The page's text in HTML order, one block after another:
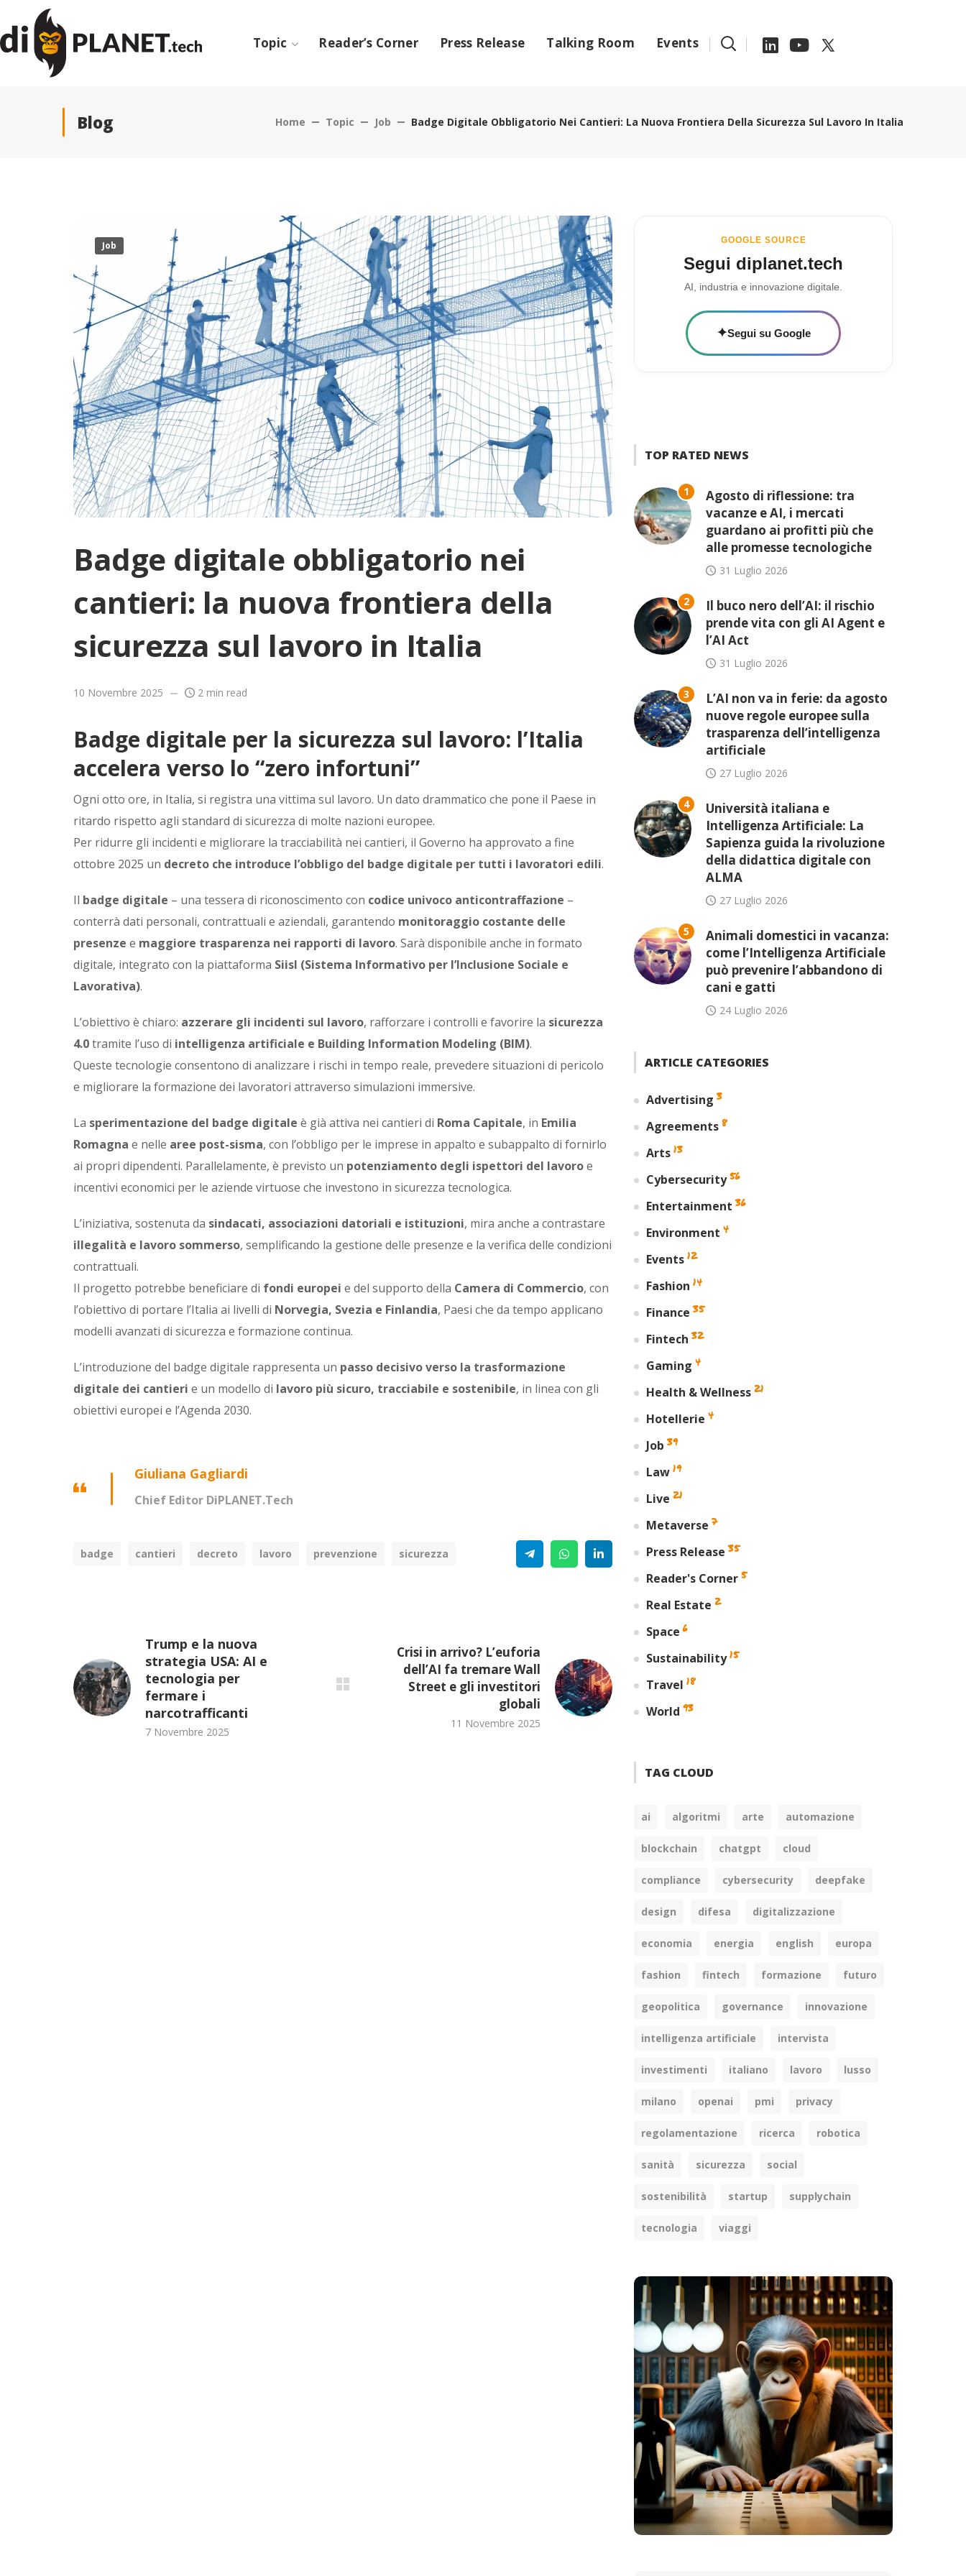
Topic Reader’s Corner Press Release Talking Room Events
Blog Home Topic Job Badge Digitale Obbligatorio Nei Cantieri: La Nuova Frontiera Della Sicurezza Sul Lavoro In Italia
Job
Badge digitale obbligatorio nei
cantieri: la nuova frontiera della
sicurezza sul lavoro in Italia
10 Novembre 2025 2 min read
Badge digitale per la sicurezza sul lavoro: l’Italia
accelera verso lo “zero infortuni”
Ogni otto ore, in Italia, si registra una vittima sul lavoro. Un dato drammatico che pone il Paese in
ritardo rispetto agli standard di sicurezza di molte nazioni europee.
Per ridurre gli incidenti e migliorare la tracciabilità nei cantieri, il Governo ha approvato a fine
ottobre 2025 un decreto che introduce l’obbligo del badge digitale per tutti i lavoratori edili.
Il badge digitale – una tessera di riconoscimento con codice univoco anticontraffazione –
conterrà dati personali, contrattuali e aziendali, garantendo monitoraggio costante delle
presenze e maggiore trasparenza nei rapporti di lavoro. Sarà disponibile anche in formato
digitale, integrato con la piattaforma Siisl (Sistema Informativo per l’Inclusione Sociale e
Lavorativa).
L’obiettivo è chiaro: azzerare gli incidenti sul lavoro, rafforzare i controlli e favorire la sicurezza
4.0tramite l’uso di intelligenza artificiale e Building Information Modeling (BIM).
Queste tecnologie consentono di analizzare i rischi in tempo reale, prevedere situazioni di pericolo
e migliorare la formazione dei lavoratori attraverso simulazioni immersive.
La sperimentazione del badge digitale è già attiva nei cantieri di Roma Capitale, in Emilia
Romagna e nelle aree post-sisma, con l’obbligo per le imprese in appalto e subappalto di fornirlo
ai propri dipendenti. Parallelamente, è previsto un potenziamento degli ispettori del lavoroe
incentivi economici per le aziende virtuose che investono in sicurezza tecnologica.
L’iniziativa, sostenuta da sindacati, associazioni datoriali e istituzioni, mira anche a contrastare
illegalità e lavoro sommerso, semplificando la gestione delle presenze e la verifica delle condizioni
contrattuali.
Il progetto potrebbe beneficiare di fondi europei e del supporto della Camera di Commercio, con
l’obiettivo di portare l’Italia ai livelli di Norvegia, Svezia e Finlandia, Paesi che da tempo applicano
modelli avanzati di sicurezza e formazione continua.
L’introduzione del badge digitale rappresenta un passo decisivo verso la trasformazione
digitale dei cantieri e un modello di lavoro più sicuro, tracciabile e sostenibile, in linea con gli
obiettivi europei e l’Agenda 2030.
Giuliana Gagliardi
Chief Editor DiPLANET.Tech
badge cantieri decreto lavoro prevenzione sicurezza TelegramWhatsAppLinkedin
Trump e la nuova
strategia USA: AI e
tecnologia per
fermare i
narcotrafficanti
7 Novembre 2025
Crisi in arrivo? L’euforia
dell’AI fa tremare Wall
Street e gli investitori
globali
11 Novembre 2025
GOOGLE SOURCE
Segui diplanet.tech
AI, industria e innovazione digitale.
✦Segui su Google
TOP RATED NEWS
1
Agosto di riflessione: tra
vacanze e AI, i mercati
guardano ai profitti più che
alle promesse tecnologiche
31 Luglio 2026
2
Il buco nero dell’AI: il rischio
prende vita con gli AI Agent e
l’AI Act
31 Luglio 2026
3
L’AI non va in ferie: da agosto
nuove regole europee sulla
trasparenza dell’intelligenza
artificiale
27 Luglio 2026
4
Università italiana e
Intelligenza Artificiale: La
Sapienza guida la rivoluzione
della didattica digitale con
ALMA
27 Luglio 2026
5
Animali domestici in vacanza:
come l’Intelligenza Artificiale
può prevenire l’abbandono di
cani e gatti
24 Luglio 2026
ARTICLE CATEGORIES
Advertising 3
Agreements 8
Arts 13
Cybersecurity 56
Entertainment 36
Environment 4
Events 12
Fashion 14
Finance 35
Fintech 32
Gaming 4
Health & Wellness 21
Hotellerie 4
Job 39
Law 19
Live 21
Metaverse 7
Press Release 35
Reader's Corner 5
Real Estate 2
Space 6
Sustainability 15
Travel 18
World 93
TAG CLOUD
ai algoritmi arte automazione
blockchain chatgpt cloud
compliance cybersecurity deepfake
design difesa digitalizzazione
economia energia english europa
fashion fintech formazione futuro
geopolitica governance innovazione
intelligenza artificiale intervista
investimenti italiano lavoro lusso
milano openai pmi privacy
regolamentazione ricerca robotica
sanità sicurezza social
sostenibilità startup supplychain
tecnologia viaggi